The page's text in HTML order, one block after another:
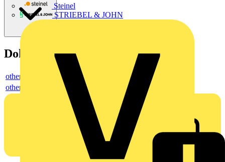
Steinel
STRIEBEL & JOHN
Dokumente
others
others